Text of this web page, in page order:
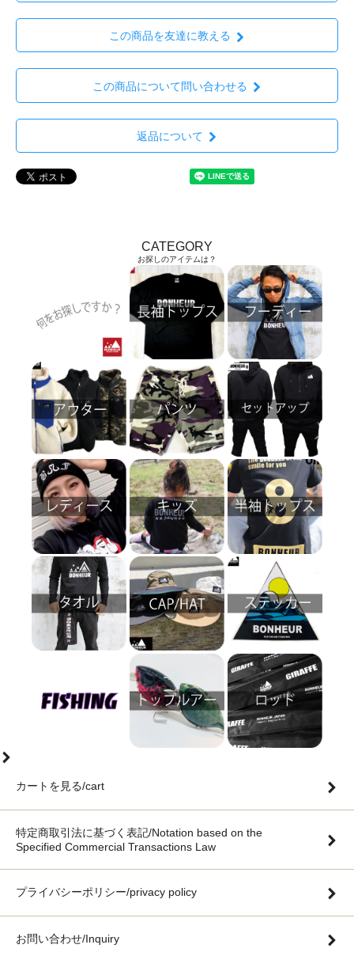
この商品を友達に教える
この商品について問い合わせる
返品について
CATEGORY
お探しのアイテムは？
カートを見る/cart
特定商取引法に基づく表記/Notation based on the
Specified Commercial Transactions Law
プライバシーポリシー/privacy policy
お問い合わせ/Inquiry